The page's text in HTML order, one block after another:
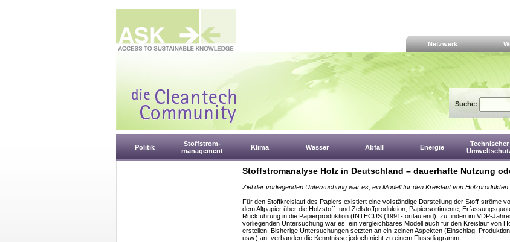
Netzwerk
Suche:
Politik
Stoffstrom-
management
Klima Wasser Abfall Energie
Technischer
Stoffstromanalyse Holz in Deutschland – dauerhafte Nutzung
Ziel der vorliegenden Untersuchung war es, ein Modell für den Kreislauf von Holzprodukten
Für den Stoffkreislauf des Papiers existiert eine vollständige Darstellung der Stoff-ströme
dem Altpapier über die Holzstoff- und Zellstoffproduktion, Papiersortimente,
Rückführung in die Papierproduktion (INTECUS (1991-fortlaufend), zu finden im VDP-
vorliegenden Untersuchung war es, ein vergleichbares Modell auch für den Kreislauf von
erstellen. Bisherige Untersuchungen setzten an ein-zelnen Aspekten (Einschlag,
usw.) an, verbanden die Kenntnisse jedoch nicht zu einem Flussdiagramm.